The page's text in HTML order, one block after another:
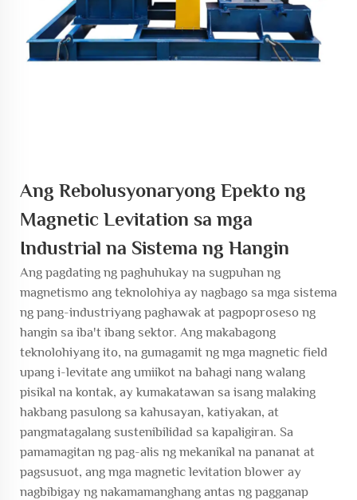
Ang Rebolusyonaryong Epekto ng
Magnetic Levitation sa mga
Industrial na Sistema ng Hangin
Ang pagdating ng paghuhukay na sugpuhan ng
magnetismo ang teknolohiya ay nagbago sa mga sistema
ng pang-industriyang paghawak at pagpoproseso ng
hangin sa iba't ibang sektor. Ang makabagong
teknolohiyang ito, na gumagamit ng mga magnetic field
upang i-levitate ang umiikot na bahagi nang walang
pisikal na kontak, ay kumakatawan sa isang malaking
hakbang pasulong sa kahusayan, katiyakan, at
pangmatagalang sustenibilidad sa kapaligiran. Sa
pamamagitan ng pag-alis ng mekanikal na pananat at
pagsusuot, ang mga magnetic levitation blower ay
nagbibigay ng nakamamanghang antas ng pagganap